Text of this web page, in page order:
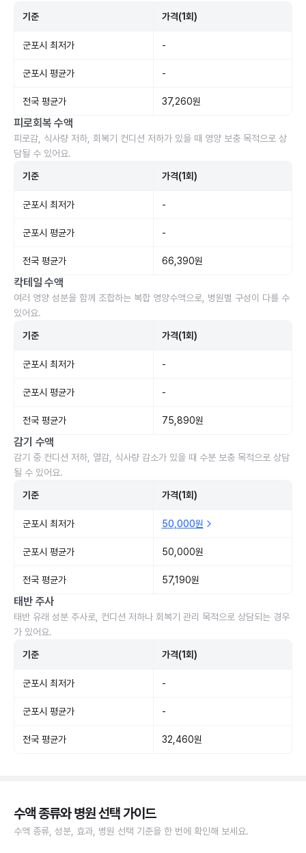
기준 가격(1회)
군포시 최저가 -
군포시 평균가 -
전국 평균가 37,260원
피로회복 수액
피로감, 식사량 저하, 회복기 컨디션 저하가 있을 때 영양 보충 목적으로 상
담될 수 있어요.
기준 가격(1회)
군포시 최저가 -
군포시 평균가 -
전국 평균가 66,390원
칵테일 수액
여러 영양 성분을 함께 조합하는 복합 영양수액으로, 병원별 구성이 다를 수
있어요.
기준 가격(1회)
군포시 최저가 -
군포시 평균가 -
전국 평균가 75,890원
감기 수액
감기 중 컨디션 저하, 열감, 식사량 감소가 있을 때 수분 보충 목적으로 상담
될 수 있어요.
기준 가격(1회)
군포시 최저가 50,000원
군포시 평균가 50,000원
전국 평균가 57,190원
태반 주사
태반 유래 성분 주사로, 컨디션 저하나 회복기 관리 목적으로 상담되는 경우
가 있어요.
기준 가격(1회)
군포시 최저가 -
군포시 평균가 -
전국 평균가 32,460원
수액 종류와 병원 선택 가이드
수액 종류, 성분, 효과, 병원 선택 기준을 한 번에 확인해 보세요.